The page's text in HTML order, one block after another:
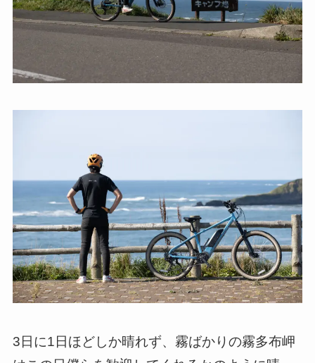
3日に1日ほどしか晴れず、霧ばかりの霧多布岬